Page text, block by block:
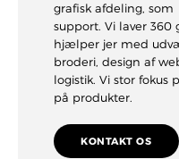
grafisk afdeling,
support. Vi laver 360
hjælper jer med
broderi, design af
logistik. Vi stor fokus
på produkter.
KONTAKT OS